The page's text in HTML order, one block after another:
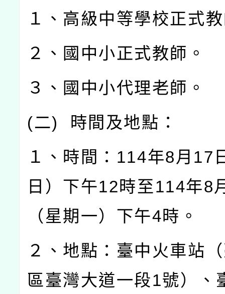
１、高級中等學校正式
２、國中小正式教師。
３、國中小代理老師。
(二)
時間及地點：
１、時間： 114年8月 17
日）下午12時至114年8
（星期一）下午4時。
２、地點：臺中火車站
區臺灣大道一段1號）、